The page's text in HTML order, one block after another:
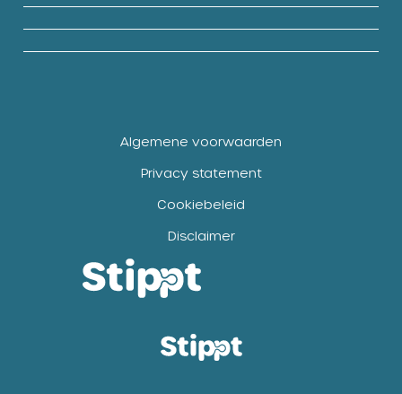
Algemene voorwaarden
Privacy statement
Cookiebeleid
Disclaimer
Stippt
Open
link
link